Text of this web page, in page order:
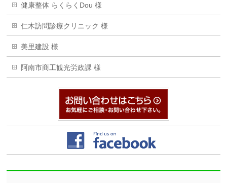
健康整体 らくらくDou 様
仁木訪問診療クリニック 様
美里建設 様
阿南市商工観光労政課 様